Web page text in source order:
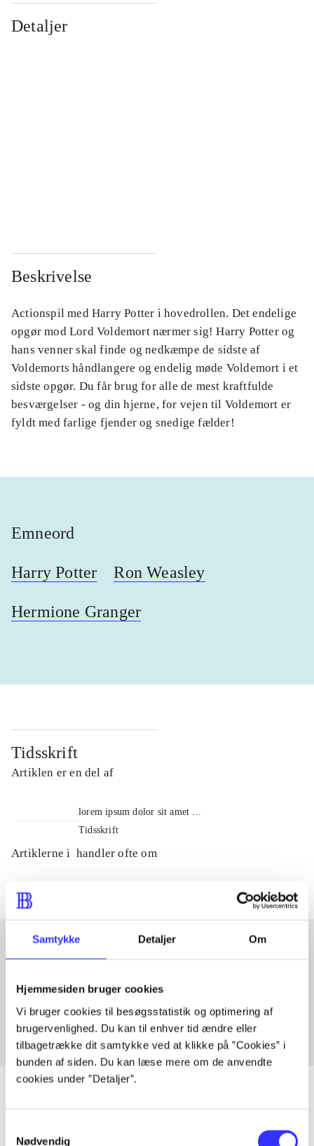
Samtykke Detaljer Om
Hjemmesiden bruger cookies
Vi bruger cookies til besøgsstatistik og optimering af
brugervenlighed. Du kan til enhver tid ændre eller
tilbagetrække dit samtykke ved at klikke på ”Cookies” i
bunden af siden. Du kan læse mere om de anvendte
cookies under ”Detaljer”.
Nødvendig
Detaljer
Beskrivelse
Actionspil med Harry Potter i hovedrollen. Det endelige
opgør mod Lord Voldemort nærmer sig! Harry Potter og
hans venner skal finde og nedkæmpe de sidste af
Voldemorts håndlangere og endelig møde Voldemort i et
sidste opgør. Du får brug for alle de mest kraftfulde
besværgelser - og din hjerne, for vejen til Voldemort er
fyldt med farlige fjender og snedige fælder!
Emneord
Harry Potter Ron Weasley
Hermione Granger
Tidsskrift
Artiklen er en del af
lorem ipsum dolor sit amet ...
Tidsskrift
Artiklerne i handler ofte om
Fra
Artikler